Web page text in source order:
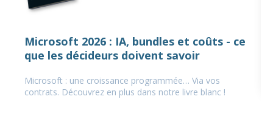
Microsoft 2026 : IA, bundles et coûts - ce
que les décideurs doivent savoir
Microsoft : une croissance programmée… Via vos
contrats. Découvrez en plus dans notre livre blanc !